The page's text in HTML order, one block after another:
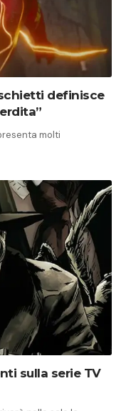
definisce
molti
sulla serie TV